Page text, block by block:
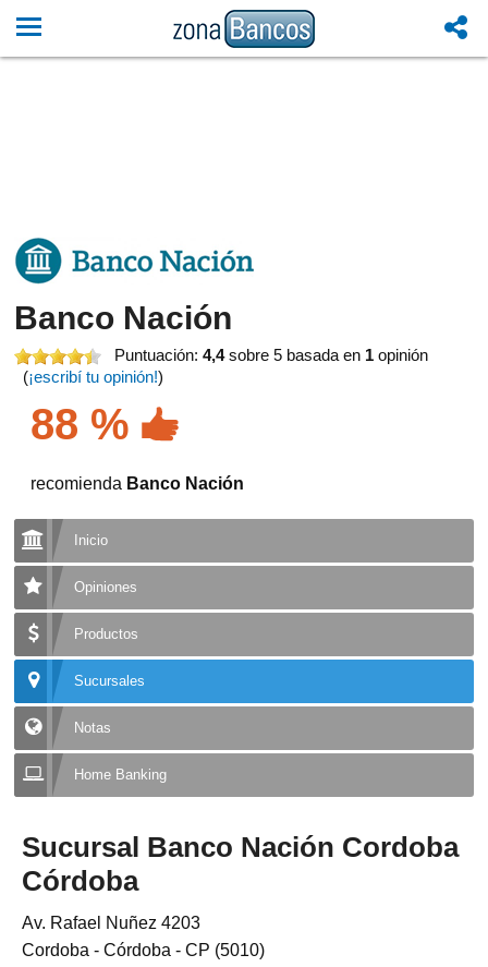
Banco Nación
Puntuación:4,4sobre 5 basada en 1 opinión
(¡escribí tu opinión!)
88 %
recomienda Banco Nación
Inicio
Opiniones
Productos
Sucursales
Notas
Home Banking
Sucursal Banco Nación Cordoba
Córdoba
Av. Rafael Nuñez 4203
Cordoba - Córdoba - CP (5010)